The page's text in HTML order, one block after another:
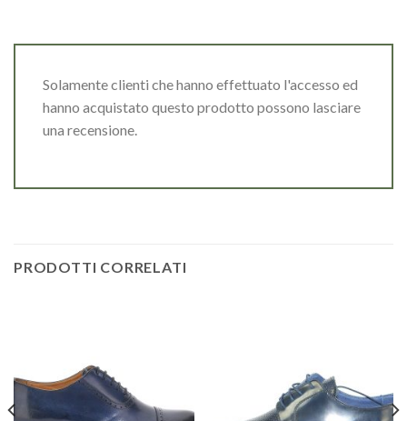
Solamente clienti che hanno effettuato l'accesso ed
hanno acquistato questo prodotto possono lasciare
una recensione.
PRODOTTI CORRELATI